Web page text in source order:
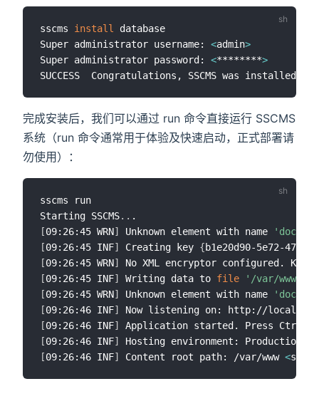
sscms install
database
Super administrator username: <admin>
Super administrator password: <********>
SUCCESS  Congratulations, SSCMS was installed
完成安装后，我们可以通过 run 命令直接运行 SSCMS
系统（run 命令通常用于体验及快速启动，正式部署请
勿使用）：
sscms run
Starting SSCMS..
[09:26:45 WRN] Unknown element with name 'doc'
[09:26:45 INF] Creating key {b1e20d90-5e72-4717-
[09:26:45 WRN] No XML encryptor configured. Key
[09:26:45 INF] Writing data to file
'/var/www/
[09:26:45 WRN] Unknown element with name 'doc'
[09:26:46 INF]
Now listening on: http://
[09:26:46 INF]
Application started. Press
[09:26:46 INF] Hosting environment: Production
[09:26:46 INF] Content root path: /var/www <